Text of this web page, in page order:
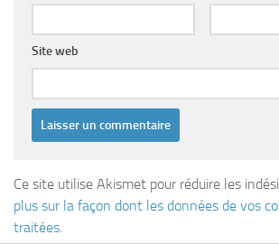
Site web
Ce site utilise Akismet pour réduire les
plus sur la façon dont les données de vos
traitées.